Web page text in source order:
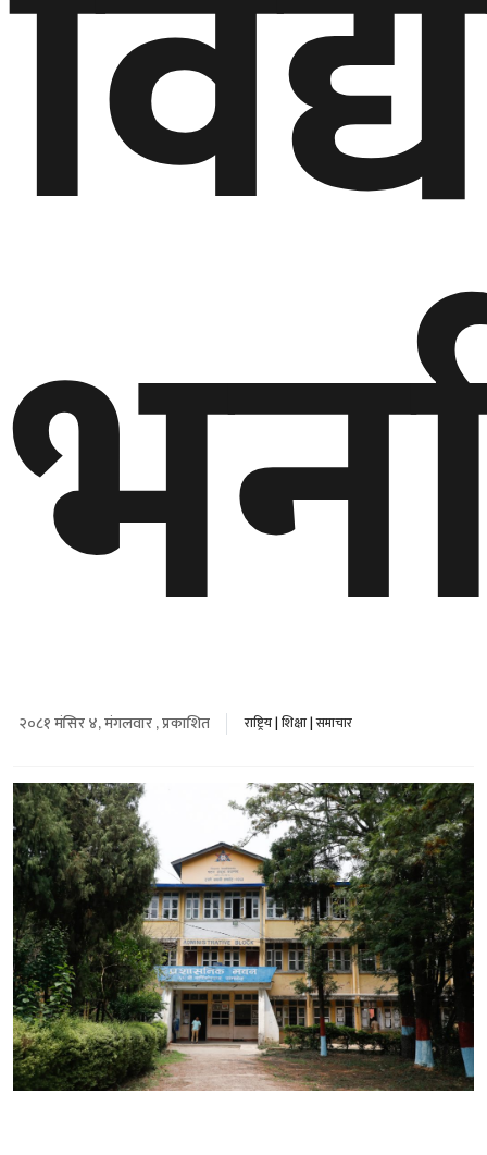
२०८१ मंसिर ४, मंगलवार , प्रकाशित राष्ट्रिय|शिक्षा|समाचार